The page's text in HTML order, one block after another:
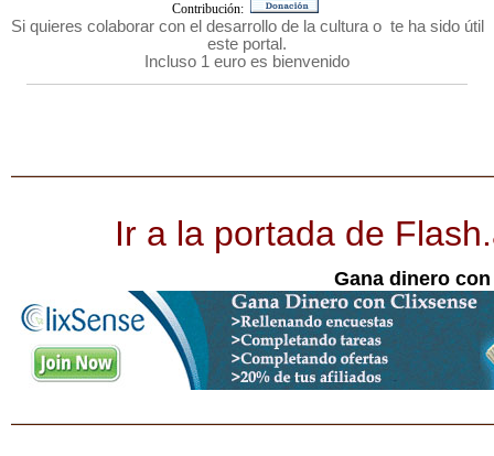
Contribución:
Si quieres colaborar con el desarrollo de la cultura o te ha sido útil
este portal.
Incluso 1 euro es bienvenido
Ir a la portada de
Gana dinero con